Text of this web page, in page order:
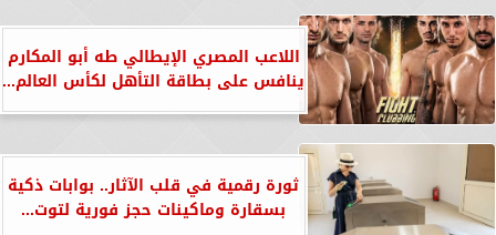
اللاعب المصري الإيطالي طه أبو المكارم
ينافس على بطاقة التأهل لكأس العالم...
ثورة رقمية في قلب الآثار.. بوابات ذكية
بسقارة وماكينات حجز فورية لتوت...